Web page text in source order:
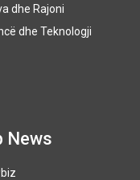
dhe Rajoni
dhe Teknologji
News